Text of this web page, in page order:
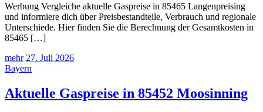
Werbung Vergleiche aktuelle Gaspreise in 85465 Langenpreising
und informiere dich über Preisbestandteile, Verbrauch und regionale
Unterschiede. Hier finden Sie die Berechnung der Gesamtkosten in
85465 […]
mehr 27. Juli 2026
Bayern
Aktuelle Gaspreise in 85452 Moosinning